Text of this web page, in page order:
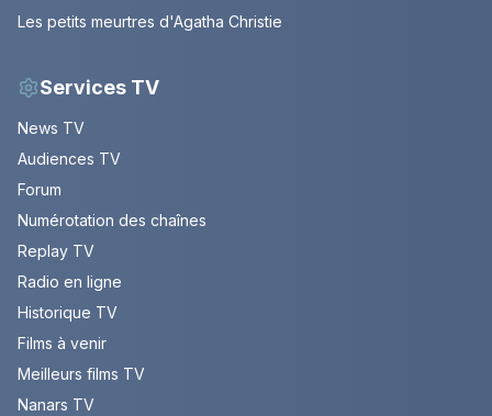
Les petits meurtres d'Agatha Christie
Services TV
News TV
Audiences TV
Forum
Numérotation des chaînes
Replay TV
Radio en ligne
Historique TV
Films à venir
Meilleurs films TV
Nanars TV